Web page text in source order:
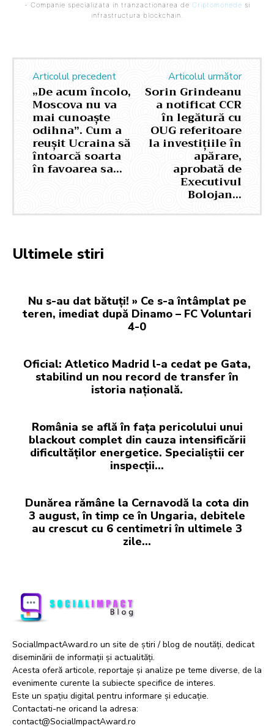
- Companie specializata in tranzactionarea de Criptomonede si
infrastructura blockchain.
Articolul precedent
„De acum încolo,
Moscova nu va
mai cunoaște
odihna”. Cum a
reușit Ucraina să
întoarcă soarta
în favoarea sa…
Articolul următor
Sorin Grindeanu
a notificat CCR
în legătură cu
OUG referitoare
la investițiile în
apărare,
aprobată de
Executivul
Bolojan…
Ultimele stiri
Nu s-au dat bătuți! » Ce s-a întâmplat pe
teren, imediat după Dinamo – FC Voluntari
4-0
Oficial: Atletico Madrid l-a cedat pe Gata,
stabilind un nou record de transfer în
istoria națională.
România se află în fața pericolului unui
blackout complet din cauza intensificării
dificultăților energetice. Specialiștii cer
inspecții…
Dunărea rămâne la Cernavodă la cota din
3 august, în timp ce în Ungaria, debitele
au crescut cu 6 centimetri în ultimele 3
zile...
SocialImpactAward.ro un site de știri / blog de noutăți, dedicat
diseminării de informații și actualități.
Acesta oferă articole, reportaje și analize pe teme diverse, de la
evenimente curente la subiecte specifice de interes.
Este un spațiu digital pentru informare și educație.
Contactati-ne oricand la adresa:
contact@SocialImpactAward.ro